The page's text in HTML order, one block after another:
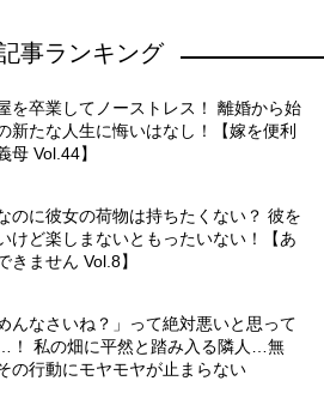
事ランキング
を卒業してノーストレス！ 離婚から始
新たな人生に悔いはなし！【嫁を便利
母 Vol.44】
のに彼女の荷物は持ちたくない？ 彼を
けど楽しまないともったいない！【あ
きません Vol.8】
んなさいね？」って絶対悪いと思って
！ 私の畑に平然と踏み入る隣人…無
の行動にモヤモヤが止まらない